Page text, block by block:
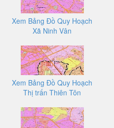
Xem Bảng Đồ Quy Hoạch
Xã Ninh Vân
Xem Bảng Đồ Quy Hoạch
Thị trấn Thiên Tôn